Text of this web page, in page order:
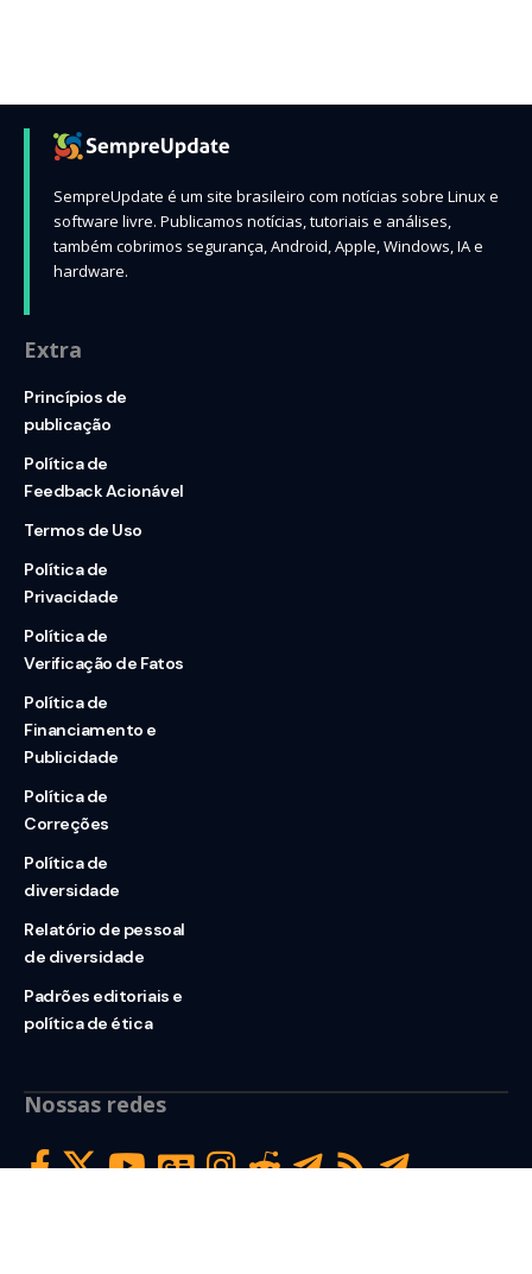
SempreUpdate é um site brasileiro com notícias sobre Linux e
software livre. Publicamos notícias, tutoriais e análises,
também cobrimos segurança, Android, Apple, Windows, IA e
hardware.
Extra
Princípios de
publicação
Política de
Feedback Acionável
Termos de Uso
Política de
Privacidade
Política de
Verificação de Fatos
Política de
Financiamento e
Publicidade
Política de
Correções
Política de
diversidade
Relatório de pessoal
de diversidade
Padrões editoriais e
política de ética
Nossas redes